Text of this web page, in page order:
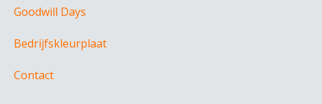
Goodwill Days
Bedrijfskleurplaat
Contact